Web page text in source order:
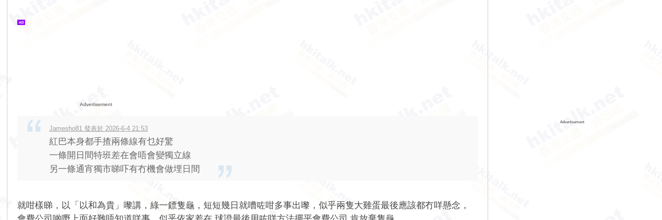
Advertisement
Jamesho81 發表於 2026-6-4 21:53
紅巴本身都手揸兩條線有乜好驚
一條開日間特班差在會唔會變獨立線
另一條通宵獨市睇吓有冇機會做埋日間
就咁樣睇，以「以和為貴」嚟講，綠一鏢隻龜，短短幾日就嘈咗咁多事出嚟，似乎兩隻大雞蛋最後應該都冇咩懸念，
Advertisement